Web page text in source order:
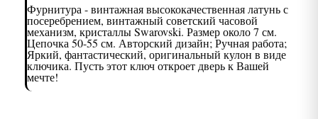
Фурнитура - винтажная высококачественная латунь с
посеребрением, винтажный советский часовой
механизм, кристаллы Swarovski. Размер около 7 см.
Цепочка 50-55 см. Авторский дизайн; Ручная работа;
Яркий, фантастический, оригинальный кулон в виде
ключика. Пусть этот ключ откроет дверь к Вашей
мечте!